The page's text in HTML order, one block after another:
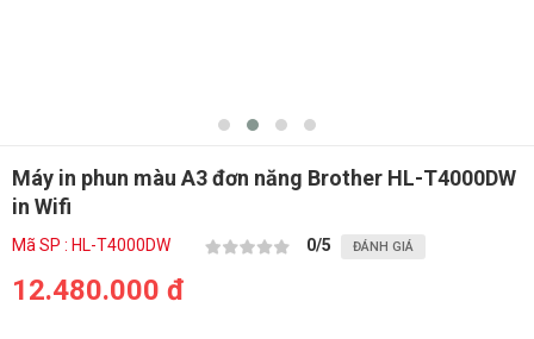
Máy in phun màu A3 đơn năng Brother HL-T4000DW
in Wifi
Mã SP : HL-T4000DW 0/5 ĐÁNH GIÁ
12.480.000 đ